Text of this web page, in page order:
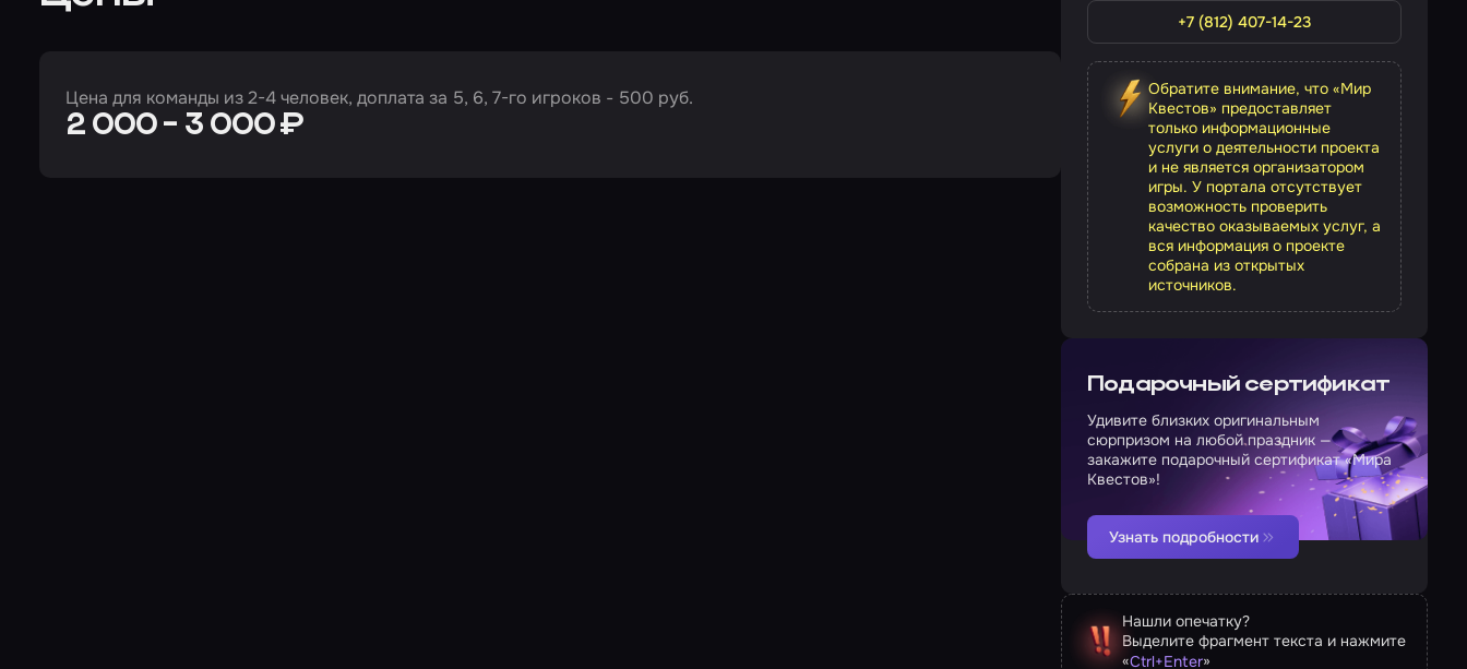
Цена для команды из 2-4 человек, доплата за 5, 6, 7-го игроков - 500 руб.
2 000 - 3 000 ₽
+7 (812) 407-14-23
Обратите внимание, что «Мир
Квестов» предоставляет
только информационные
услуги о деятельности проекта
и не является организатором
игры. У портала отсутствует
возможность проверить
качество оказываемых услуг, а
вся информация о проекте
собрана из открытых
источников.
Подарочный сертификат
Удивите близких оригинальным
сюрпризом на любой праздник —
закажите подарочный сертификат «Мира
Квестов»!
Узнать подробности
Нашли опечатку?
Выделите фрагмент текста и нажмите
«Ctrl+Enter»